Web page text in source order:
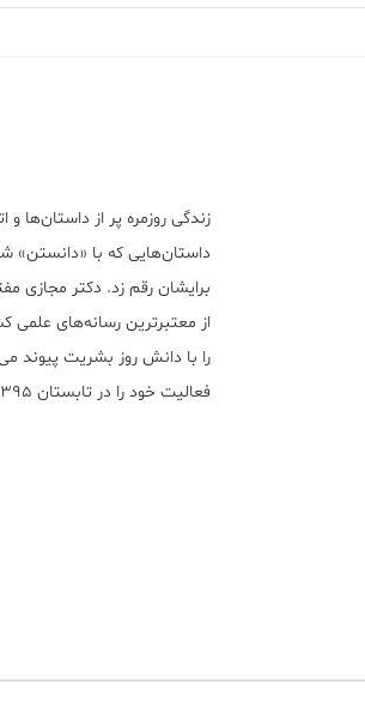
زندگی روزمره پر از داستان‌ها
داستان‌هایی که با «دانستن»
برایشان رقم زد. دکتر مجازی
از معتبر‌ترین رسانه‌های علمی
را با دانش روز بشریت پیوند
فعالیت خود را در تابستان ۱۳۹۵ آغاز نموده است.